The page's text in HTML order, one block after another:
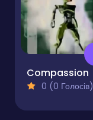
Compassion
0 (0 Голосів)